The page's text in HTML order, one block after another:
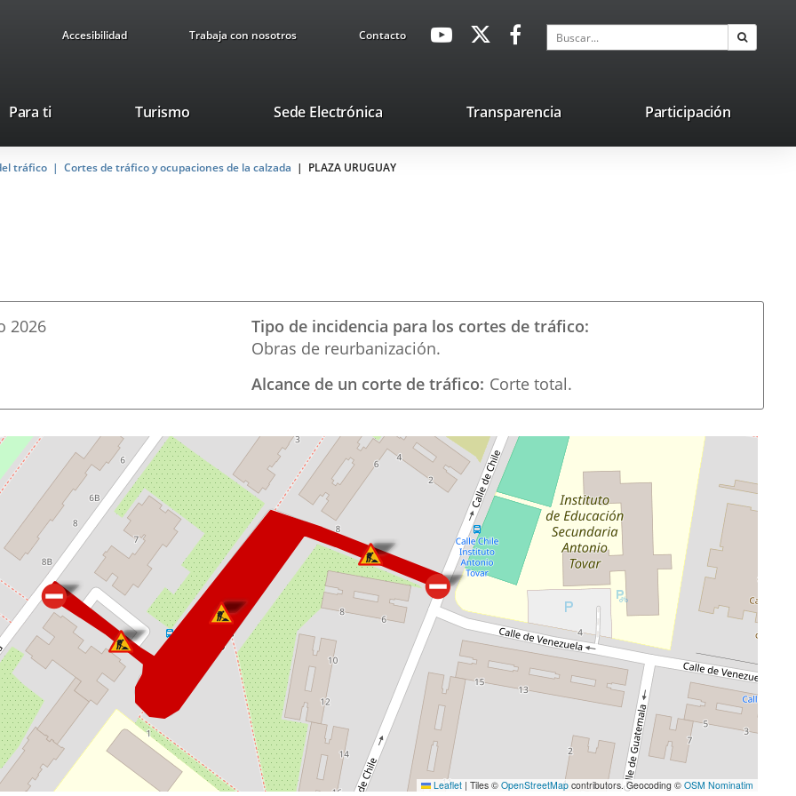
Accesibilidad Trabaja con nosotros ContactoavaHeaderSocial
Enlace
externa.
Enlace
aplicación
externa.
Enlace
aplicación
externa.
Buscar
Para ti TurismoEste
se
abrirá
Sede ElectrónicaEnlace
una
aplicación
Transparencia Participación
tráfico Cortes de tráfico y ocupaciones de la calzada PLAZA URUGUAY
2026
Tipo de incidencia para los cortes de tráfico
Obras de reurbanización.
Alcance de un corte de tráfico Corte total.
Leaflet | Tiles © OpenStreetMapcontributors. Geocoding © OSM Nominatim